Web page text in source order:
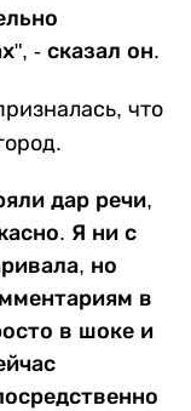
- сказал он.
что
дар речи,
Я ни с
но
в
в шоке и